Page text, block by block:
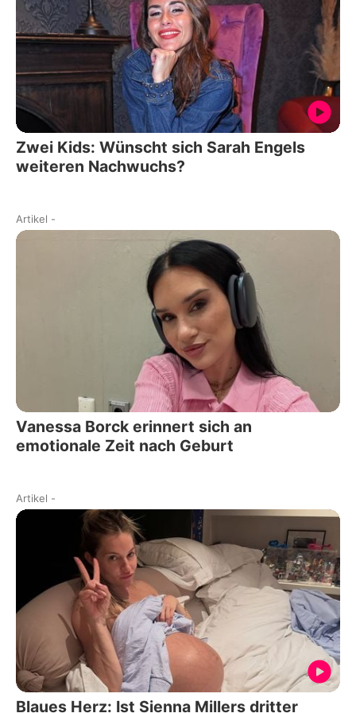
Zwei Kids: Wünscht sich Sarah Engels
weiteren Nachwuchs?
Artikel -
Vanessa Borck erinnert sich an
emotionale Zeit nach Geburt
Artikel -
Blaues Herz: Ist Sienna Millers dritter